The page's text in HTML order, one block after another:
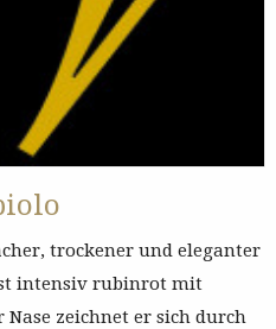
trockener und eleganter
intensiv rubinrot mit
zeichnet er sich durch